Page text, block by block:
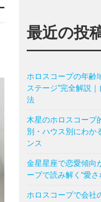
最近の投
ホロスコープの年齢
ステージ”完全解説
法
木星のホロスコープ
別・ハウス別にわか
ンス
金星星座で恋愛傾向
ープで読み解く“愛さ
ホロスコープで会社